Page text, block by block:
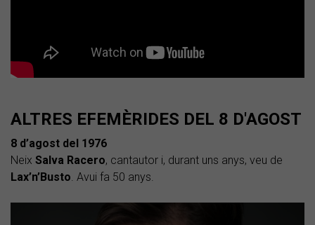
ALTRES EFEMÈRIDES DEL 8 D'AGOST
8 d’agost del 1976
Neix Salva Racero, cantautor i, durant uns anys, veu de
Lax’n’Busto . Avui fa 50 anys.